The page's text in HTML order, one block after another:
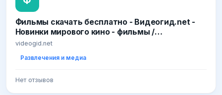
Фильмы скачать бесплатно - Видеогид.net -
Новинки мирового кино - фильмы /
мультфильмы / комедии / ужасы. Смотри кино
videogid.net
Развлечения и медиа
Нет отзывов